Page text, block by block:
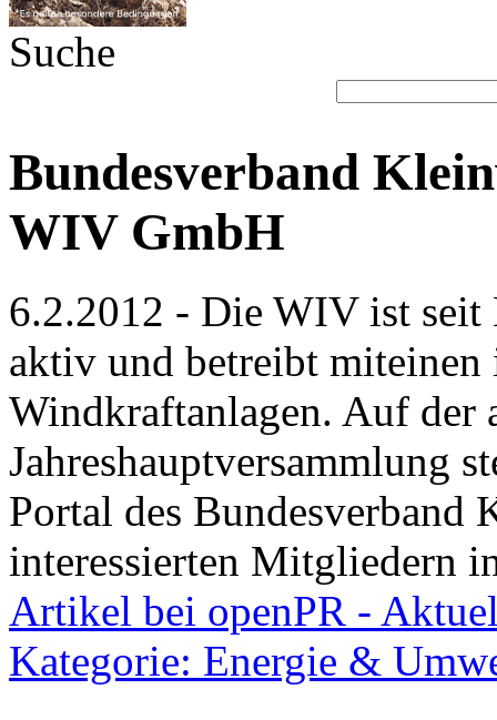
Suche
Bundesverband
WIV GmbH
6.2.2012 - Die WIV ist seit
aktiv und betreibt
Windkraftanlagen. Auf der
Jahreshauptversammlung
Portal des Bundesverband
interessierten Mitgliedern
Artikel bei openPR -
Kategorie: Energie &